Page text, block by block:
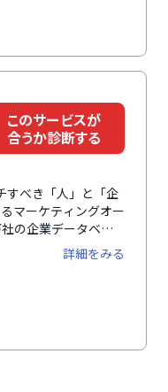
つのプラットフォー
。
このサービスが
合うか診断する
すべき「人」と「企
マーケティングオー
の企業データベー
ローチを最大化し、
である「商談獲得の
ゲージメントプラッ
与することで、業種
ローチを自動化でき
トデータを活用した
の高い「人」と「企
詳細をみる